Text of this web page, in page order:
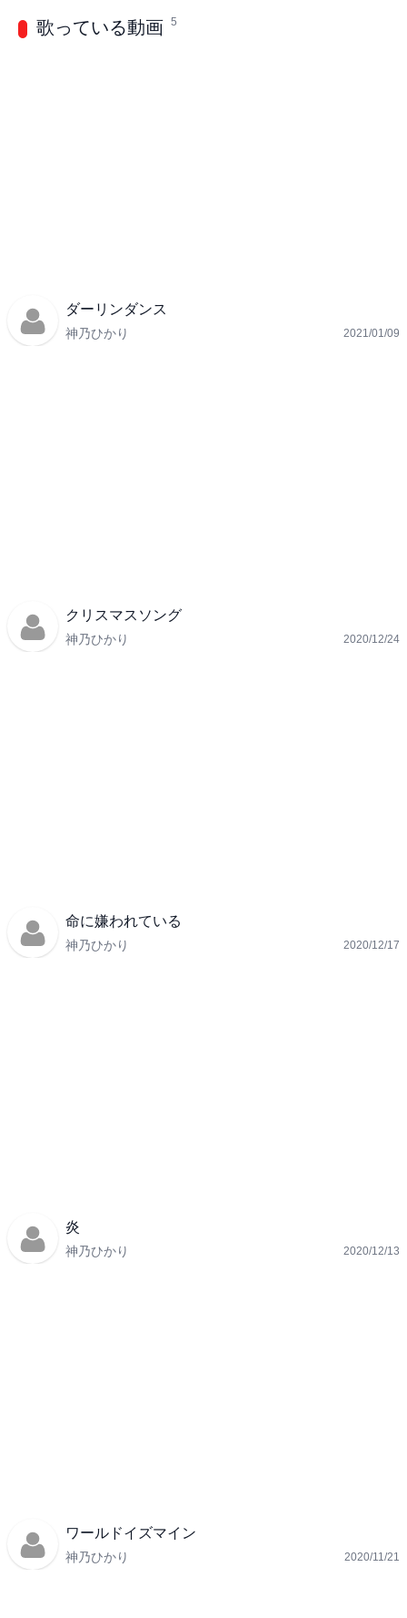
歌っている動画 5
ダーリンダンス
神乃ひかり 2021/01/09
クリスマスソング
神乃ひかり 2020/12/24
命に嫌われている
神乃ひかり 2020/12/17
炎
神乃ひかり 2020/12/13
ワールドイズマイン
神乃ひかり 2020/11/21